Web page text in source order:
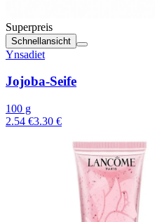
Superpreis
Schnellansicht
Ynsadiet
Jojoba-Seife
100 g
2.54 €3.30 €